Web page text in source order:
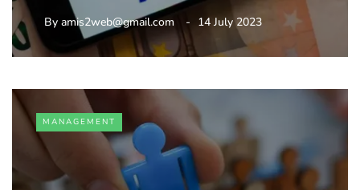
By amis2web@gmail.com 14 July 2023
MANAGEMENT